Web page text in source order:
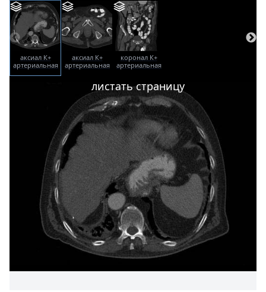
аксиал К+
артериальная
аксиал К+
артериальная
коронал К+
артериальная
листать страницу